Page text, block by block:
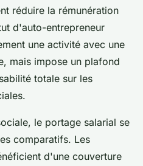
réduire la rémunération
d'auto-entrepreneur
une activité avec une
mais impose un plafond
totale sur les
le portage salarial se
comparatifs. Les
d'une couverture